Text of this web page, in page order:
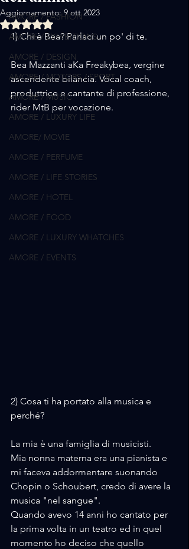
AMORE / FASHION
AMORE / EXHIBITIONS
AMORE / DESIGN
AMORE / MOTORS / SPORT
AMORE / MUSIC
AMORE / LUXURY LIFE
AMORE/ MOVIE
AMORE / PERFUME
AMORE / LIFE STORIES
AMORE / HOTEL
AMORE / FOOD
AMORE / LUXURY WHATCHES
AMORE / EVENTS
Aggiornamento:9 ott 2023
Valutazione NaN stelle su 5.
1) Chi è Bea? Parlaci un po' di te.
Bea Mazzanti aKa Freakybea, vergine
ascendente bilancia. Vocal coach,
produttrice e cantante di professione,
rider MtB per vocazione.
2) Cosa ti ha portato alla musica e
perché?
La mia è una famiglia di musicisti.
Mia nonna materna era una pianista e
mi faceva addormentare suonando
Chopin o Schoubert, credo di avere la
musica "nel sangue".
Quando avevo 14 anni ho cantato per
la prima volta in un teatro ed in quel
momento ho deciso che quello